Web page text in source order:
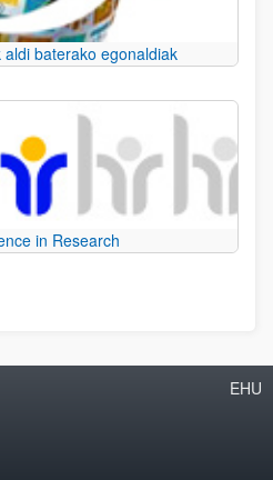
baterako egonaldiak
in Research
EHU